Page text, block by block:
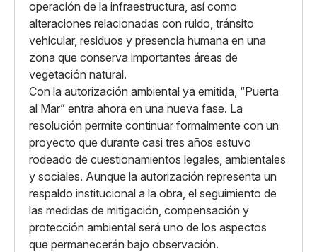
operación de la infraestructura, así como
alteraciones relacionadas con ruido, tránsito
vehicular, residuos y presencia humana en una
zona que conserva importantes áreas de
vegetación natural.
Con la autorización ambiental ya emitida, “Puerta
al Mar” entra ahora en una nueva fase. La
resolución permite continuar formalmente con un
proyecto que durante casi tres años estuvo
rodeado de cuestionamientos legales, ambientales
y sociales. Aunque la autorización representa un
respaldo institucional a la obra, el seguimiento de
las medidas de mitigación, compensación y
protección ambiental será uno de los aspectos
que permanecerán bajo observación.